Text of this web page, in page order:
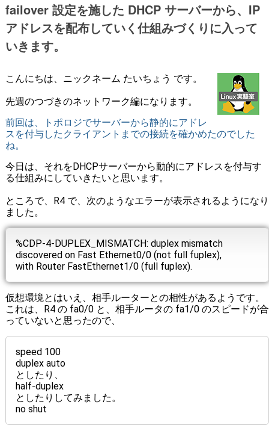
failover 設定を施した DHCP サーバーから、IP
アドレスを配布していく仕組みづくりに入って
いきます。
こんにちは、ニックネーム たいちょう です。
先週のつづきのネットワーク編になります。
前回は、トポロジでサーバーから静的にアドレ
スを付与したクライアントまでの接続を確かめたのでした
ね。
今日は、それをDHCPサーバーから動的にアドレスを付与す
る仕組みにしていきたいと思います。
ところで、R4 で、次のようなエラーが表示されるようになり
ました。
%CDP-4-DUPLEX_MISMATCH: duplex mismatch
discovered on Fast Ethernet0/0 (not full fuplex),
with Router FastEthernet1/0 (full fuplex).
仮想環境とはいえ、相手ルーターとの相性があるようです。
これは、R4 の fa0/0 と、相手ルータの fa1/0 のスピードが合
っていないと思ったので、
speed 100
duplex auto
としたり、
half-duplex
としたりしてみました。
no shut